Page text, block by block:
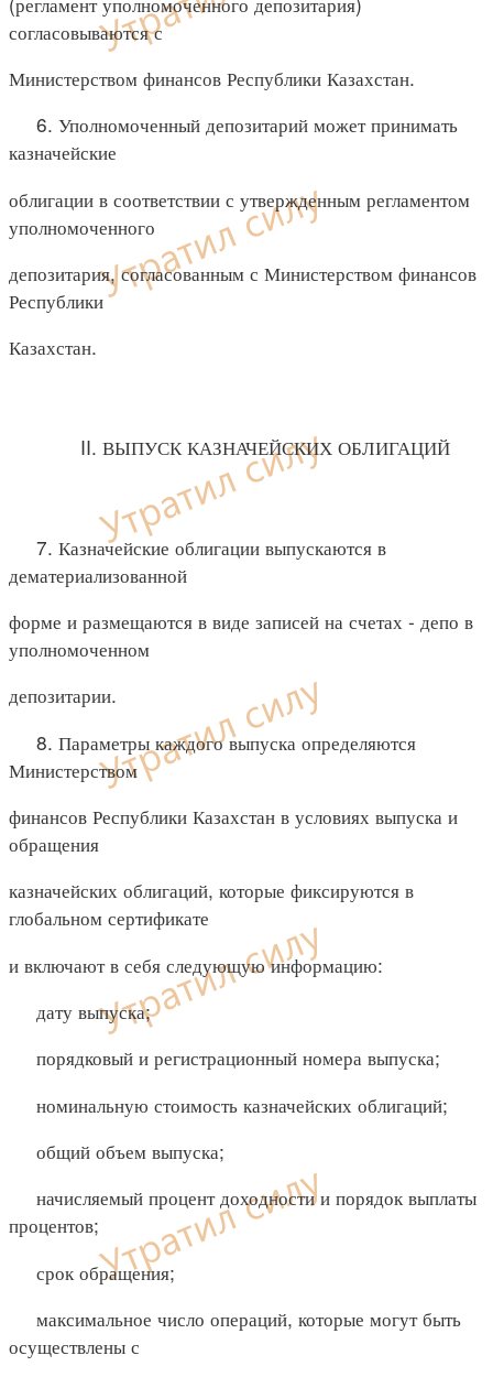
согласовываются с
Министерством финансов Республики Казахстан.
6. Уполномоченный депозитарий может принимать
казначейские
облигации в соответствии с утвержденным регламентом
уполномоченного
депозитария, согласованным с Министерством финансов
Республики
Казахстан.
II. ВЫПУСК КАЗНАЧЕЙСКИХ ОБЛИГАЦИЙ
7. Казначейские облигации выпускаются в
дематериализованной
форме и размещаются в виде записей на счетах - депо в
уполномоченном
депозитарии.
8. Параметры каждого выпуска определяются
Министерством
финансов Республики Казахстан в условиях выпуска и
обращения
казначейских облигаций, которые фиксируются в
глобальном сертификате
и включают в себя следующую информацию:
дату выпуска;
порядковый и регистрационный номера выпуска;
номинальную стоимость казначейских облигаций;
общий объем выпуска;
начисляемый процент доходности и порядок выплаты
процентов;
срок обращения;
максимальное число операций, которые могут быть
осуществлены с